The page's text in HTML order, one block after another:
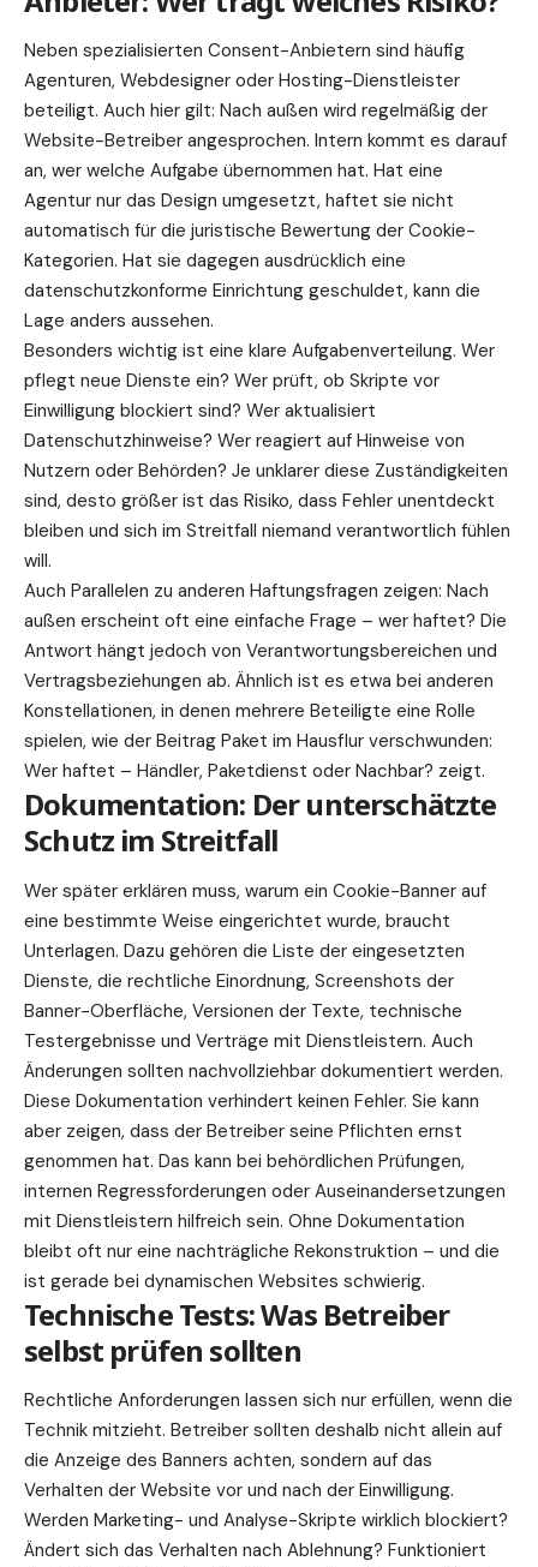
Neben spezialisierten Consent-Anbietern sind häufig
Agenturen, Webdesigner oder Hosting-Dienstleister
beteiligt. Auch hier gilt: Nach außen wird regelmäßig der
Website-Betreiber angesprochen. Intern kommt es darauf
an, wer welche Aufgabe übernommen hat. Hat eine
Agentur nur das Design umgesetzt, haftet sie nicht
automatisch für die juristische Bewertung der Cookie-
Kategorien. Hat sie dagegen ausdrücklich eine
datenschutzkonforme Einrichtung geschuldet, kann die
Lage anders aussehen.
Besonders wichtig ist eine klare Aufgabenverteilung. Wer
pflegt neue Dienste ein? Wer prüft, ob Skripte vor
Einwilligung blockiert sind? Wer aktualisiert
Datenschutzhinweise? Wer reagiert auf Hinweise von
Nutzern oder Behörden? Je unklarer diese Zuständigkeiten
sind, desto größer ist das Risiko, dass Fehler unentdeckt
bleiben und sich im Streitfall niemand verantwortlich fühlen
will.
Auch Parallelen zu anderen Haftungsfragen zeigen: Nach
außen erscheint oft eine einfache Frage – wer haftet? Die
Antwort hängt jedoch von Verantwortungsbereichen und
Vertragsbeziehungen ab. Ähnlich ist es etwa bei anderen
Konstellationen, in denen mehrere Beteiligte eine Rolle
spielen, wie der Beitrag Paket im Hausflur verschwunden:
Wer haftet – Händler, Paketdienst oder Nachbar? zeigt.
Dokumentation: Der unterschätzte
Schutz im Streitfall
Wer später erklären muss, warum ein Cookie-Banner auf
eine bestimmte Weise eingerichtet wurde, braucht
Unterlagen. Dazu gehören die Liste der eingesetzten
Dienste, die rechtliche Einordnung, Screenshots der
Banner-Oberfläche, Versionen der Texte, technische
Testergebnisse und Verträge mit Dienstleistern. Auch
Änderungen sollten nachvollziehbar dokumentiert werden.
Diese Dokumentation verhindert keinen Fehler. Sie kann
aber zeigen, dass der Betreiber seine Pflichten ernst
genommen hat. Das kann bei behördlichen Prüfungen,
internen Regressforderungen oder Auseinandersetzungen
mit Dienstleistern hilfreich sein. Ohne Dokumentation
bleibt oft nur eine nachträgliche Rekonstruktion – und die
ist gerade bei dynamischen Websites schwierig.
Technische Tests: Was Betreiber
selbst prüfen sollten
Rechtliche Anforderungen lassen sich nur erfüllen, wenn die
Technik mitzieht. Betreiber sollten deshalb nicht allein auf
die Anzeige des Banners achten, sondern auf das
Verhalten der Website vor und nach der Einwilligung.
Werden Marketing- und Analyse-Skripte wirklich blockiert?
Ändert sich das Verhalten nach Ablehnung? Funktioniert